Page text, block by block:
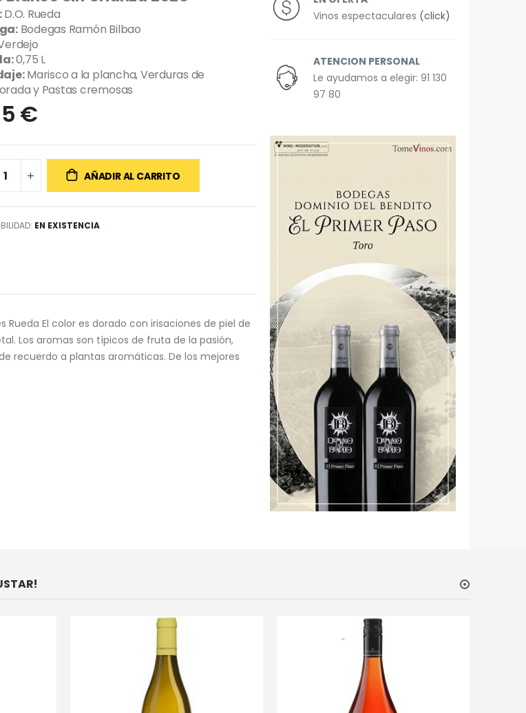
D.O. Rueda
Bodegas Ramón Bilbao
0,75 L
Marisco a la plancha, Verduras de
y Pastas cremosas
€
AÑADIR AL CARRITO
EN EXISTENCIA
El color es dorado con irisaciones de piel de
Los aromas son típicos de fruta de la pasión,
recuerdo a plantas aromáticas. De los mejores
Vinos espectaculares (click)
ATENCION PERSONAL
Le ayudamos a elegir: 91 130
97 80